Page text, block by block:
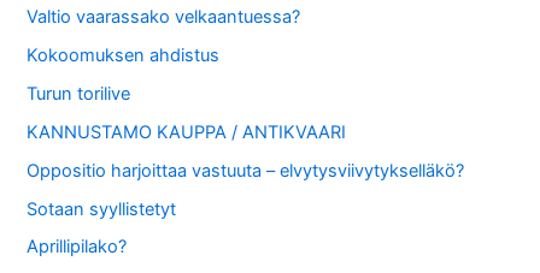
Valtio vaarassako velkaantuessa?
Kokoomuksen ahdistus
Turun torilive
KANNUSTAMO KAUPPA / ANTIKVAARI
Oppositio harjoittaa vastuuta – elvytysviivytykselläkö?
Sotaan syyllistetyt
Aprillipilako?